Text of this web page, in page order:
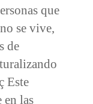
que
se vive,
de
Este
en las